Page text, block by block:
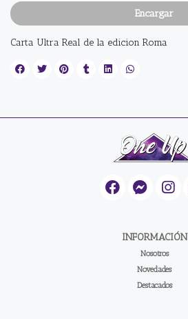
Encargar
Carta Ultra Real de la edicion Roma
INFORMACIÓN
Nosotros
Novedades
Destacados